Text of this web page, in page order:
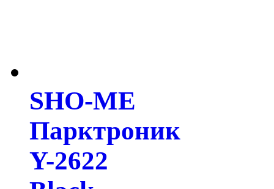
SHO-ME
Парктроник
Y-2622